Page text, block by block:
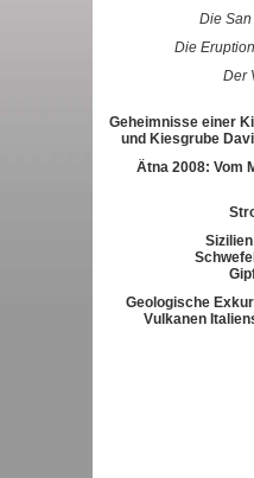
Die
Die
Der
Geheimnisse einer
und Kiesgrube
Ätna 2008: Vom
Geologische
Vulkanen